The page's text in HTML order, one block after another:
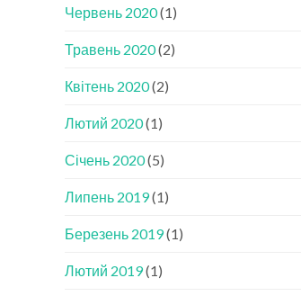
Червень 2020(1)
Травень 2020(2)
Квітень 2020(2)
Лютий 2020(1)
Січень 2020(5)
Липень 2019(1)
Березень 2019(1)
Лютий 2019(1)